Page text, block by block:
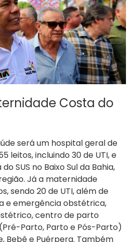
Costa do
será um hospital geral de
leitos, incluindo 30 de UTI, e
SUS no Baixo Sul da Bahia,
Já a maternidade
sendo 20 de UTI, além de
e emergência obstétrica,
centro de parto
Parto, Parto e Pós-Parto)
Bebê e Puérpera. Também